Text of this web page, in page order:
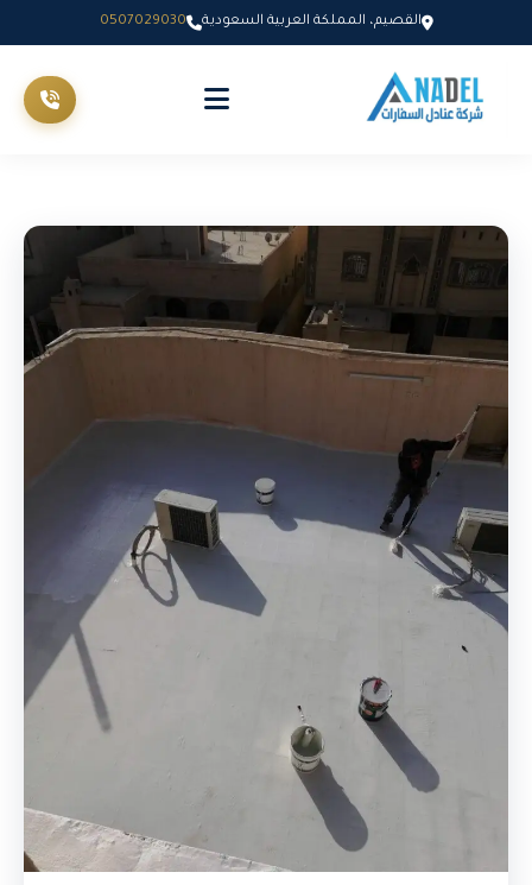
القصيم، المملكة العربية السعودية 0507029030